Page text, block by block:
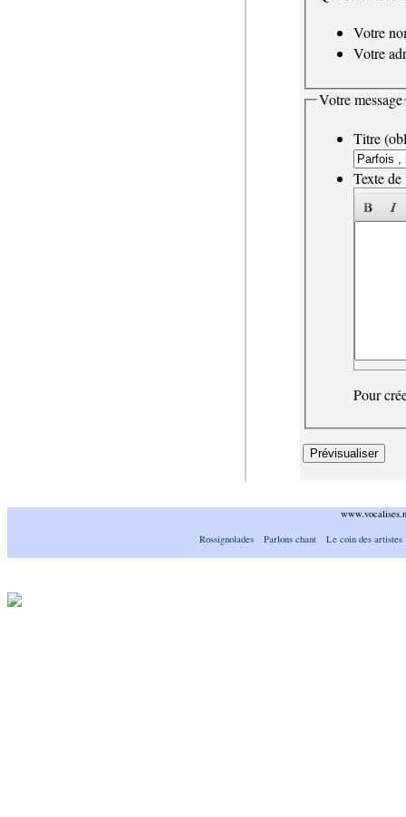
Votre
Votre
Votre message
Titre
Texte
Pour
Rossignolades
Parlons chant Le coin des artistes